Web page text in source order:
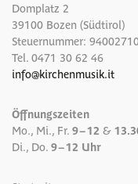
Domplatz 2
39100 Bozen (Südtirol)
Steuernummer:
Tel. 0471 30 62 46
info@kirchenmusik.it
Öffnungszeiten
Mo., Mi., Fr. 9 – 12 &
Di., Do. 9 – 12 Uhr